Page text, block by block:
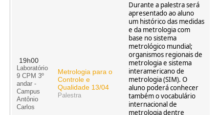
19h00
Laboratório
9 CPM 3º
andar -
Campus
Antônio
Carlos
Metrologia para o
Controle e
Qualidade 13/04
Palestra
Durante a palestra será
apresentado ao aluno
um histórico das medidas
e da metrologia com
base no sistema
metrológico mundial;
organismos regionais de
metrologia e sistema
interamericano de
metrologia (SIM). O
aluno poderá conhecer
também o vocabulário
internacional de
metrologia dentre